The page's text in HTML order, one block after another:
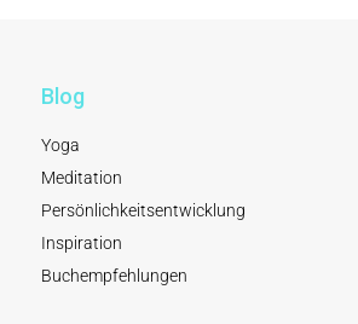
Blog
Yoga
Meditation
Persönlichkeitsentwicklung
Inspiration
Buchempfehlungen